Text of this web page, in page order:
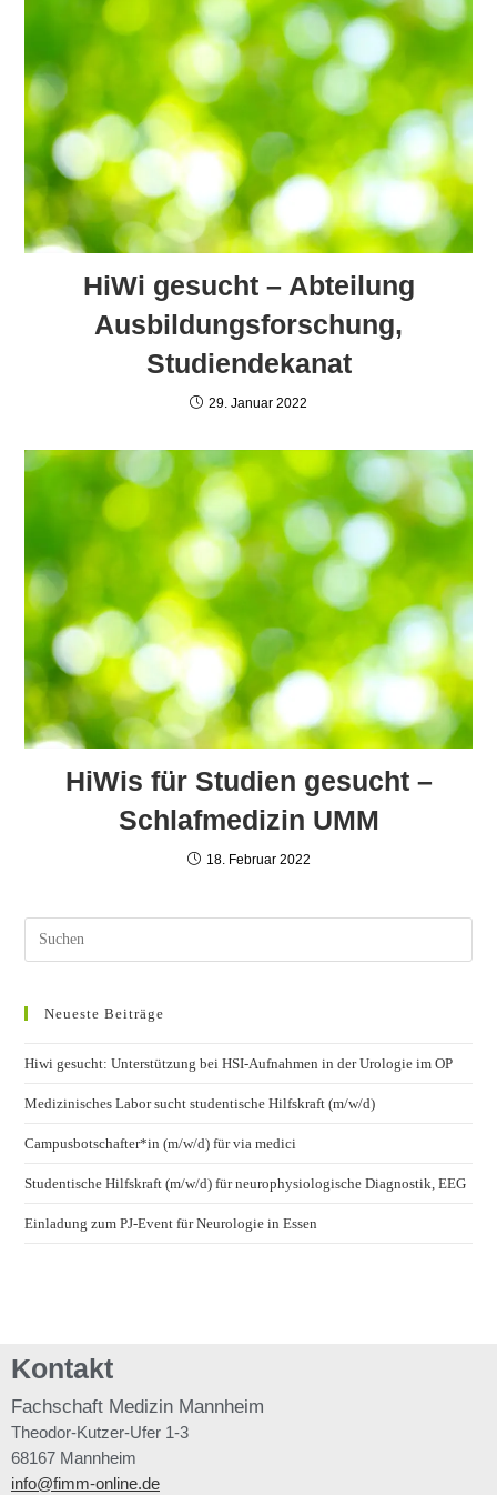
HiWi gesucht – Abteilung
Ausbildungsforschung,
Studiendekanat
29. Januar 2022
HiWis für Studien gesucht –
Schlafmedizin UMM
18. Februar 2022
Neueste Beiträge
Hiwi gesucht: Unterstützung bei HSI-Aufnahmen in der Urologie im OP
Medizinisches Labor sucht studentische Hilfskraft (m/w/d)
Campusbotschafter*in (m/w/d) für via medici
Studentische Hilfskraft (m/w/d) für neurophysiologische Diagnostik, EEG
Einladung zum PJ-Event für Neurologie in Essen
Kontakt
Fachschaft Medizin Mannheim
Theodor-Kutzer-Ufer 1-3
68167 Mannheim
info@fimm-online.de